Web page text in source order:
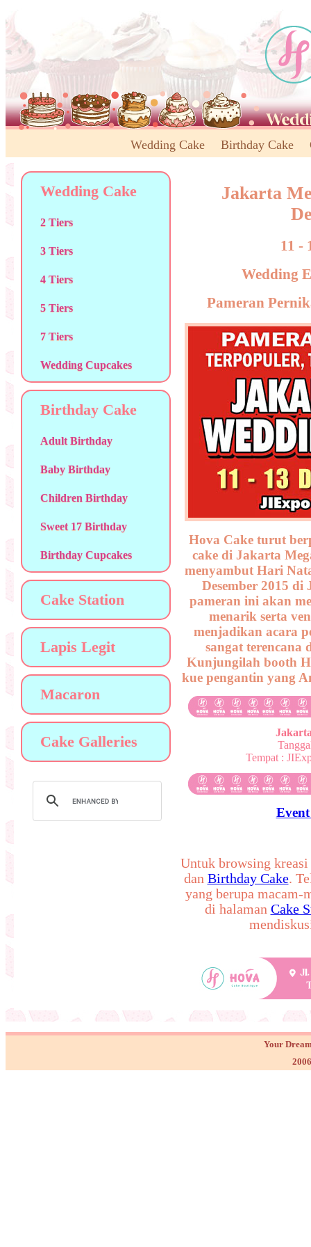
Wedding Cake Birthday Cake
Wedding Cake
2 Tiers
3 Tiers
4 Tiers
5 Tiers
7 Tiers
Wedding Cupcakes
Birthday Cake
Adult Birthday
Baby Birthday
Children Birthday
Sweet 17 Birthday
Birthday Cupcakes
Cake Station
Lapis Legit
Macaron
Cake Galleries
Jakarta
11 -
Wedding
Pameran
Hova Cake turut
cake di Jakarta
menyambut Hari
Desember 2015
pameran ini akan
menarik serta
menjadikan acara
sangat terencana
Kunjungilah booth
kue pengantin yang
Tempat :
Untuk browsing
dan Birthday Cake.
yang berupa macam-
di halaman Cake
Your